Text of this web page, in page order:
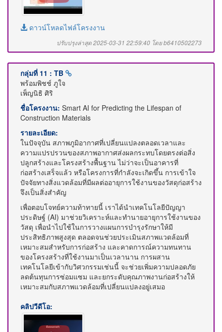
ดาวน์โหลดไฟล์โครงงาน
ปรับปรุงล่าสุด 2025-03-31 22:59:40 โดย b6410502273
กลุ่มที่ 11 : TB
พร้อมพิชช์ ภูใจ
เพ็ญนิธิ ศิริ
ชื่อโครงงาน: Smart AI for Predicting the Lifespan of
Construction Materials
รายละเอียด:
ในปัจจุบัน สภาพภูมิอากาศที่เปลี่ยนแปลงตลอดเวลาและ
ความแปรปรวนของสภาพอากาศส่งผลกระทบโดยตรงต่อสิ่ง
ปลูกสร้างและโครงสร้างพื้นฐาน ไม่ว่าจะเป็นอาคารที่
ก่อสร้างเสร็จแล้ว หรือโครงการที่กำลังจะเกิดขึ้น การเข้าใจ
ปัจจัยทางสิ่งแวดล้อมที่มีผลต่ออายุการใช้งานของวัสดุก่อสร้าง
จึงเป็นสิ่งสำคัญ
เพื่อตอบโจทย์ความท้าทายนี้ เราได้นำเทคโนโลยีปัญญา
ประดิษฐ์ (AI) มาช่วยวิเคราะห์และทำนายอายุการใช้งานของ
วัสดุ เพื่อนำไปใช้ในการวางแผนการบำรุงรักษาให้มี
ประสิทธิภาพสูงสุด ตลอดจนช่วยประเมินสภาพแวดล้อมที่
เหมาะสมสำหรับการก่อสร้าง และคาดการณ์ความทนทาน
ของโครงสร้างที่ใช้งานมาเป็นเวลานาน การผสาน
เทคโนโลยีเข้ากับวิศวกรรมเช่นนี้ จะช่วยเพิ่มความปลอดภัย
ลดต้นทุนการซ่อมแซม และยกระดับคุณภาพงานก่อสร้างให้
เหมาะสมกับสภาพแวดล้อมที่เปลี่ยนแปลงอยู่เสมอ
คลิปวีดีโอ: